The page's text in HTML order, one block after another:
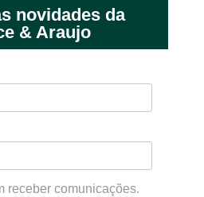
novidades da
& Araujo
receber comunicações.